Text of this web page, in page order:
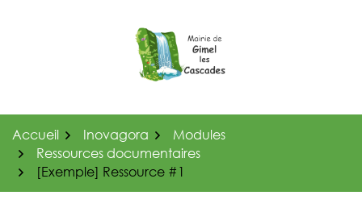
Accueil Inovagora
Modules
Ressources documentaires
[Exemple] Ressource #1